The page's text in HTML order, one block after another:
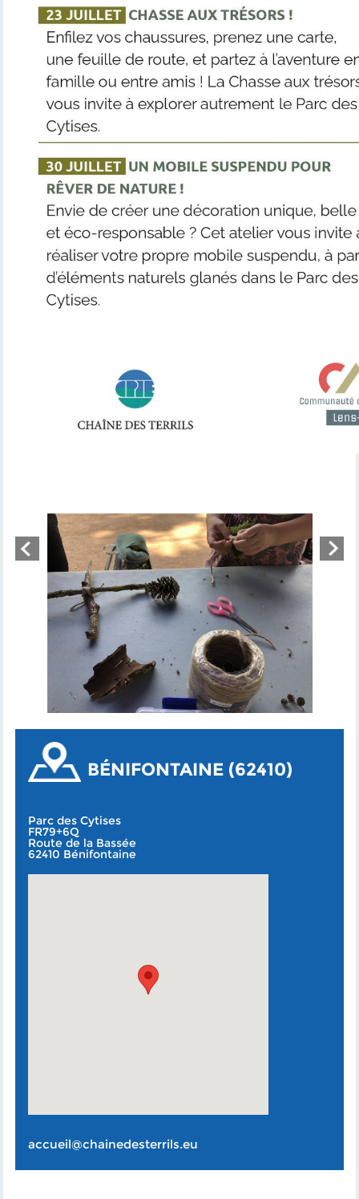
BÉNIFONTAINE (62410)
Parc des Cytises
FR79+6Q
Route de la Bassée
62410 Bénifontaine
accueil@chainedesterrils.eu